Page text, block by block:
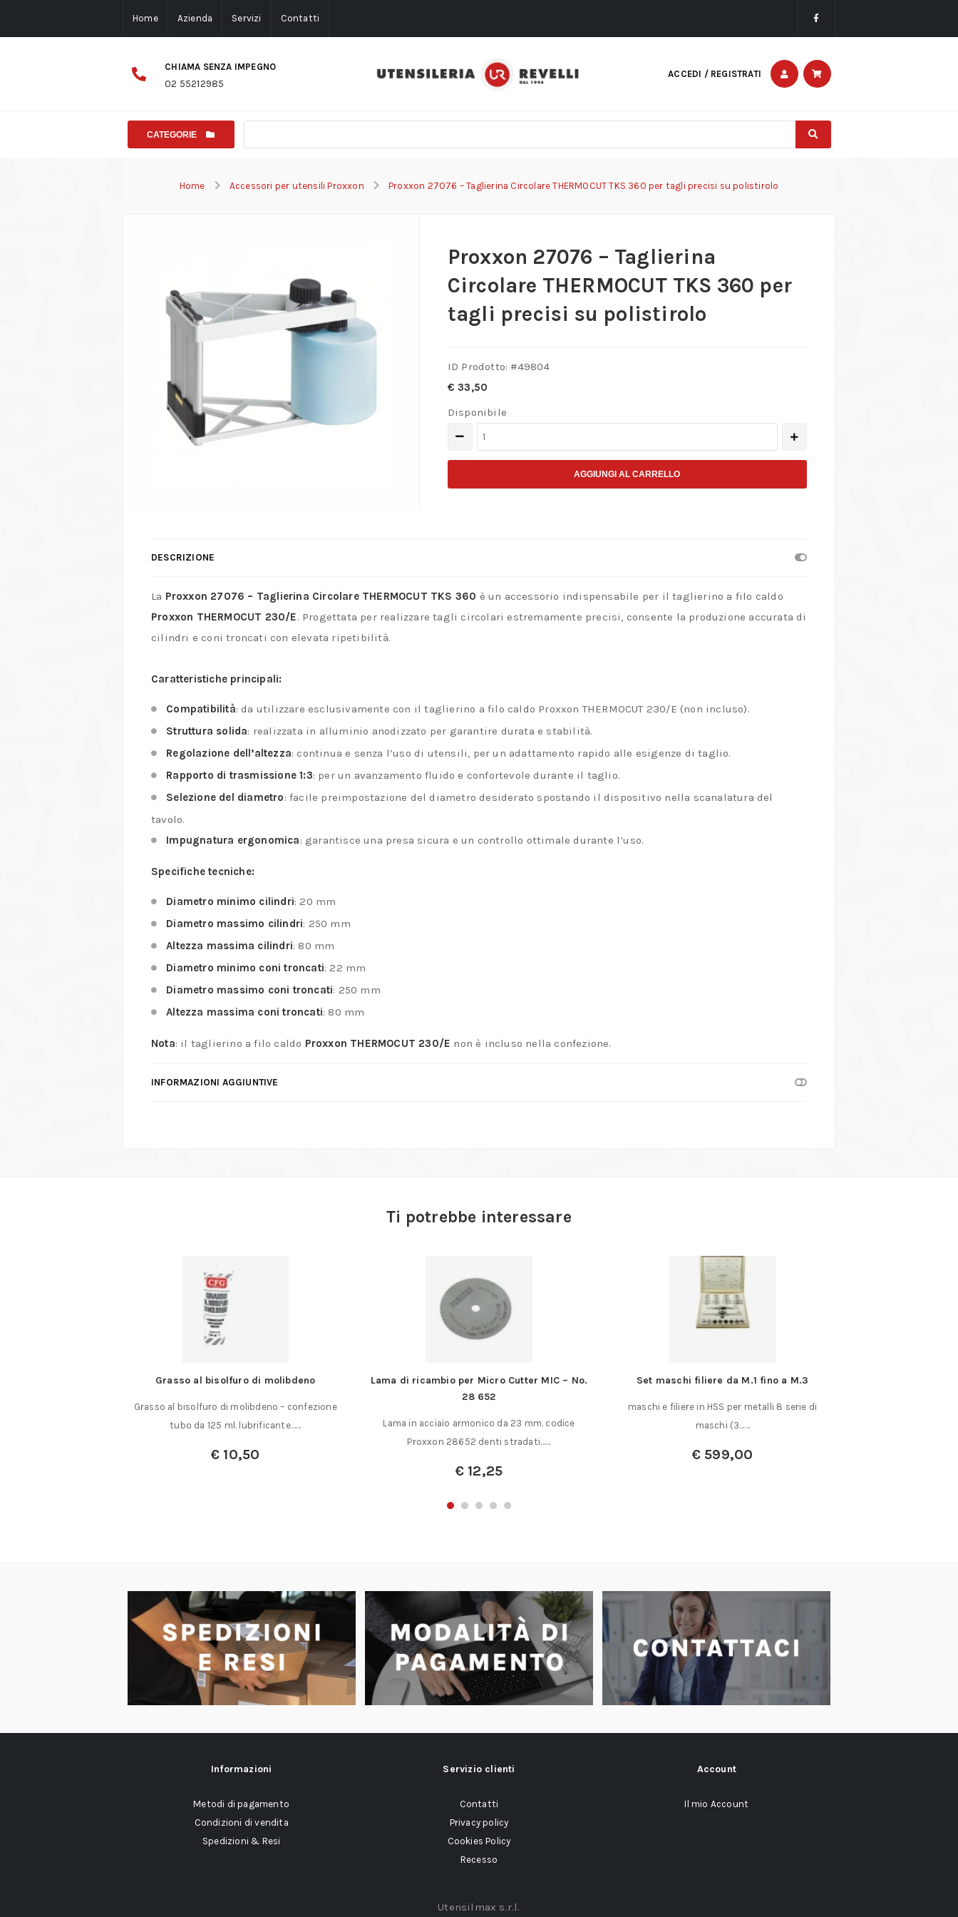
Home Azienda Servizi Contatti
CHIAMA SENZA IMPEGNO
02 55212985
ACCEDI / REGISTRATI
CATEGORIE
Home Accessori per utensili Proxxon Proxxon 27076 – Taglierina Circolare THERMOCUT TKS 360 per tagli precisi su polistirolo
Proxxon 27076 – Taglierina
Circolare THERMOCUT TKS 360 per
tagli precisi su polistirolo
ID Prodotto: #49804
€ 33,50
Disponibile
Proxxon
27076
per
tagli
AGGIUNGI AL CARRELLO
DESCRIZIONE
La Proxxon 27076 – Taglierina Circolare THERMOCUT TKS 360 è un accessorio indispensabile per il taglierino a filo caldo
Proxxon THERMOCUT 230/E. Progettata per realizzare tagli circolari estremamente precisi, consente la produzione accurata di
cilindri e coni troncati con elevata ripetibilità.
Caratteristiche principali:
Compatibilità:da utilizzare esclusivamente con il taglierino a filo caldo Proxxon THERMOCUT 230/E (non incluso).
Struttura solida: realizzata in alluminio anodizzato per garantire durata e stabilità.
Regolazione dell’altezza:continua e senza l’uso di utensili, per un adattamento rapido alle esigenze di taglio.
Rapporto di trasmissione 1:3: per un avanzamento fluido e confortevole durante il taglio.
Selezione del diametro:facile preimpostazione del diametro desiderato spostando il dispositivo nella scanalatura del
tavolo.
Impugnatura ergonomica: garantisce una presa sicura e un controllo ottimale durante l’uso.
Specifiche tecniche:
Diametro minimo cilindri:20 mm
Diametro massimo cilindri: 250 mm
Altezza massima cilindri: 80 mm
Diametro minimo coni troncati:22 mm
Diametro massimo coni troncati: 250 mm
Altezza massima coni troncati: 80 mm
Nota: il taglierino a filo caldo Proxxon THERMOCUT 230/E non è incluso nella confezione.
INFORMAZIONI AGGIUNTIVE
Ti potrebbe interessare
Grasso al bisolfuro di molibdeno
Grasso al bisolfuro di molibdeno – confezione
tubo da 125 ml. lubrificante……
€ 10,50
Lama di ricambio per Micro Cutter MIC – No.
28 652
Lama in acciaio armonico da 23 mm. codice
Proxxon 28652 denti stradati……
€12,25
Set maschi filiere da M.1 fino a M.3
maschi e filiere in HSS per metalli 8 serie di
maschi (3……
€ 599,00
Informazioni
Metodi di pagamento
Condizioni di vendita
Spedizioni & Resi
Servizio clienti
Contatti
Privacy policy
Cookies Policy
Recesso
Account
Il mio Account
Utensilmax s.r.l.